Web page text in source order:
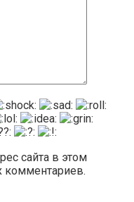
сайта в этом
комментариев.